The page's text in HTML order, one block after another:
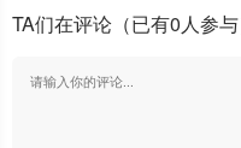
TA们在评论 （已有0人参与